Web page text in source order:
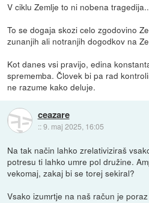
V ciklu Zemlje to ni nobena
To se dogaja skozi celo zgodovino
zunanjih ali notranjih dogodkov na
Kot danes vsi pravijo, edina
sprememba. Človek bi pa rad
ne razume kako deluje.
ceazare
::9. maj 2025, 16:05
Na tak način lahko zrelativiziraš
potresu ti lahko umre pol družine.
vekomaj, zakaj bi se torej sekiral?
Vsako izumrtje na naš račun je